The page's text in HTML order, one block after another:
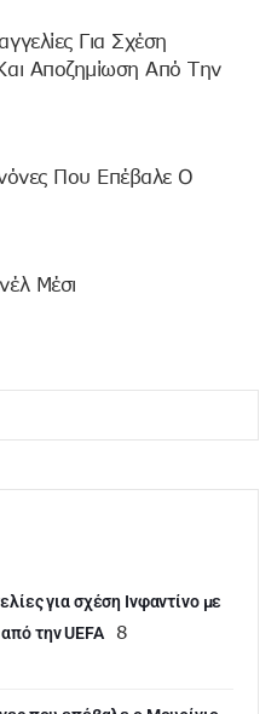
Για Σχέση
Αποζημίωση Από Την
Που Επέβαλε Ο
Μέσι
για σχέση Ινφαντίνο με
την UEFA
8